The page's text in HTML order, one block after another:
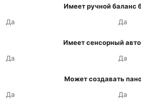
Имеет ручной баланс
Да
Да
Имеет сенсорный
Да
Да
Может создавать
Да
Да